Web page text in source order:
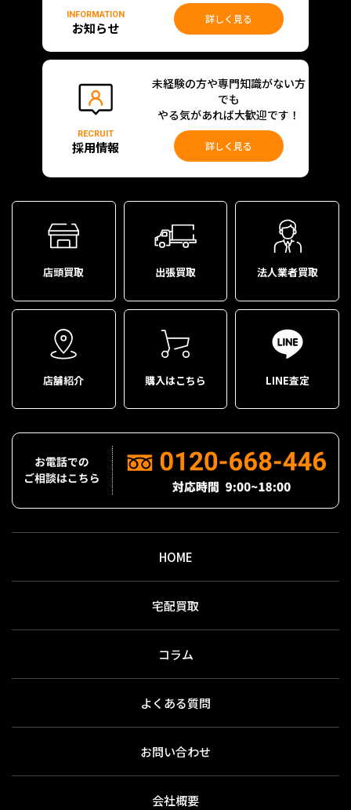
INFORMATION
お知らせ
詳しく見る
RECRUIT
採用情報
未経験の方や専門知識がない方
でも
やる気があれば大歓迎です！
詳しく見る
店頭買取 出張買取 法人業者買取
店舗紹介 購入はこちら LINE査定
HOME
宅配買取
コラム
よくある質問
お問い合わせ
会社概要